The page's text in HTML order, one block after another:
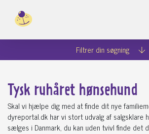
Tysk Ruhåret Hønsehund
Filtrer din søgning
Tysk ruhåret hønsehund
Skal vi hjælpe dig med at finde dit nye
dyreportal.dk har vi stort udvalg af salgsklare
sælges i Danmark, du kan uden tvivl finde det